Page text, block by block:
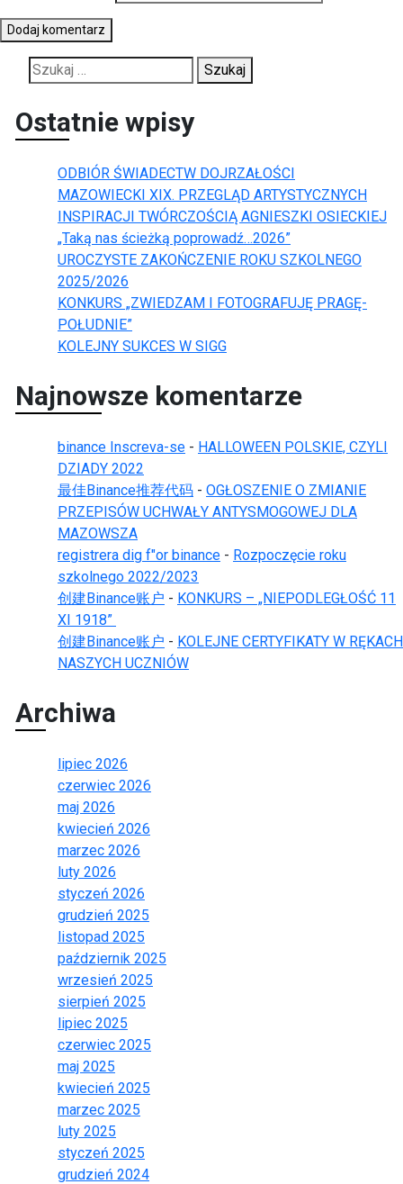
Szukaj:
Ostatnie wpisy
ODBIÓR ŚWIADECTW DOJRZAŁOŚCI
MAZOWIECKI XIX. PRZEGLĄD ARTYSTYCZNYCH
INSPIRACJI TWÓRCZOŚCIĄ AGNIESZKI OSIECKIEJ
„Taką nas ścieżką poprowadź…2026”
UROCZYSTE ZAKOŃCZENIE ROKU SZKOLNEGO
2025/2026
KONKURS „ZWIEDZAM I FOTOGRAFUJĘ PRAGĘ-
POŁUDNIE”
KOLEJNY SUKCES W SIGG
Najnowsze komentarze
binance Inscreva-se - HALLOWEEN POLSKIE, CZYLI
DZIADY 2022
最佳Binance推荐代码 - OGŁOSZENIE O ZMIANIE
PRZEPISÓW UCHWAŁY ANTYSMOGOWEJ DLA
MAZOWSZA
registrera dig f"or binance - Rozpoczęcie roku
szkolnego 2022/2023
创建Binance账户 - KONKURS – „NIEPODLEGŁOŚĆ 11
XI 1918”
创建Binance账户 - KOLEJNE CERTYFIKATY W RĘKACH
NASZYCH UCZNIÓW
Archiwa
lipiec 2026
czerwiec 2026
maj 2026
kwiecień 2026
marzec 2026
luty 2026
styczeń 2026
grudzień 2025
listopad 2025
październik 2025
wrzesień 2025
sierpień 2025
lipiec 2025
czerwiec 2025
maj 2025
kwiecień 2025
marzec 2025
luty 2025
styczeń 2025
grudzień 2024